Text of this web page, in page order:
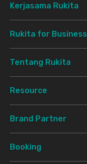
Kerjasama Rukita
Rukita for Business
Tentang Rukita
Resource
Brand Partner
Booking